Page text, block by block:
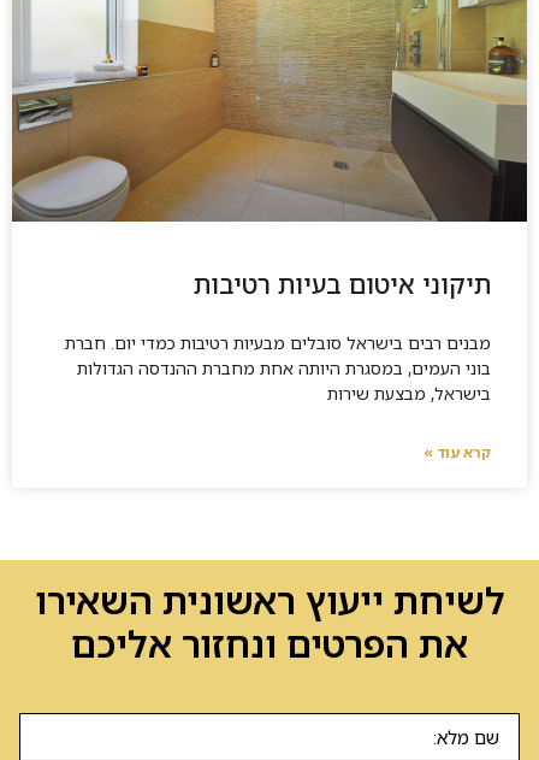
תיקוני איטום בעיות רטיבות
מבנים רבים בישראל סובלים מבעיות רטיבות כמדי יום. חברת
בוני העמים, במסגרת היותה אחת מחברת ההנדסה הגדולות
בישראל, מבצעת שירות
קרא עוד »
לשיחת ייעוץ ראשונית השאירו
את הפרטים ונחזור אליכם